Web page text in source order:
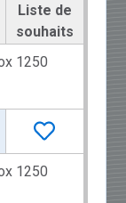
Liste de
souhaits
1250
1250